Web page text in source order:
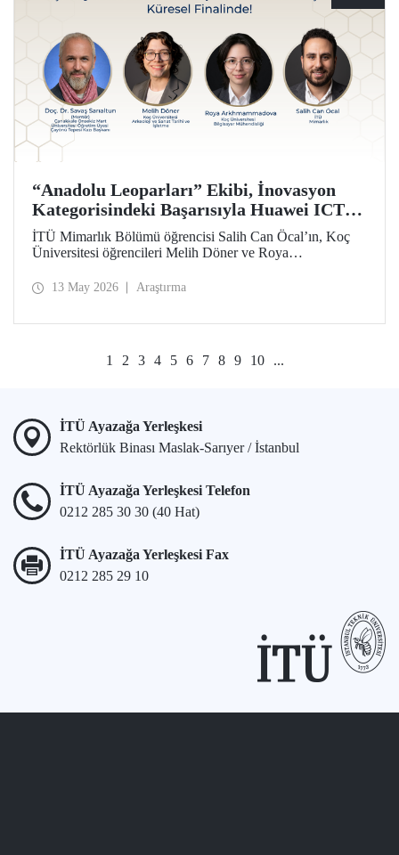
“Anadolu Leoparları” Ekibi, İnovasyon
Kategorisindeki Başarısıyla Huawei ICT
Competition 2026’nın Çin’deki Küresel
Finalinde!
İTÜ Mimarlık Bölümü öğrencisi Salih Can Öcal’ın, Koç
Üniversitesi öğrencileri Melih Döner ve Roya
ekibi, “Çayönü AI-VR Experience” isimli projesiyle
13 May 2026 Araştırma
1 2 3 4 5 6 7 8 9 10 ...
İTÜ Ayazağa Yerleşkesi
Rektörlük Binası Maslak-Sarıyer / İstanbul
İTÜ Ayazağa Yerleşkesi Telefon
0212 285 30 30 (40 Hat)
İTÜ Ayazağa Yerleşkesi Fax
0212 285 29 10